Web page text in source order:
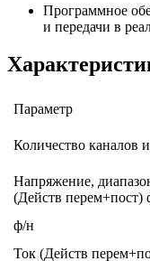
Программное
и передачи в
Параметр
Количество каналов
Напряжение,
(Действ перем+пост)
ф/н
Ток (Действ